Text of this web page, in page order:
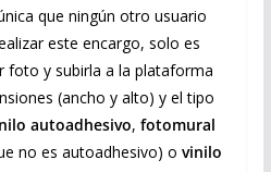
que ningún otro usuario
este encargo, solo es
foto y subirla a la plataforma
(ancho y alto) y el tipo
autoadhesivo, fotomural
no es autoadhesivo) o vinilo